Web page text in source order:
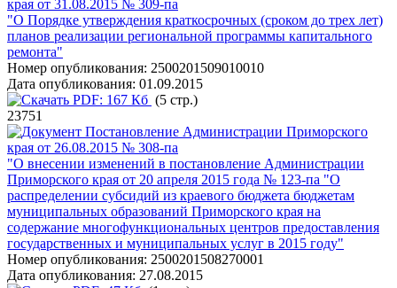
края от 31.08.2015 № 309-па
"О Порядке утверждения краткосрочных (сроком до трех лет)
планов реализации региональной программы капитального
ремонта"
Номер опубликования: 2500201509010010
Дата опубликования: 01.09.2015
PDF: 167 Кб (5 стр.)
23751
Постановление Администрации Приморского
края от 26.08.2015 № 308-па
"О внесении изменений в постановление Администрации
Приморского края от 20 апреля 2015 года № 123-па "О
распределении субсидий из краевого бюджета бюджетам
муниципальных образований Приморского края на
содержание многофункциональных центров предоставления
государственных и муниципальных услуг в 2015 году"
Номер опубликования: 2500201508270001
Дата опубликования: 27.08.2015